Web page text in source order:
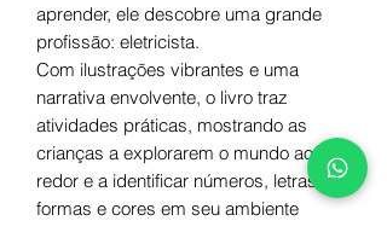
aprender, ele descobre uma grande
profissão: eletricista.
Com ilustrações vibrantes e uma
narrativa envolvente, o livro traz
atividades práticas, mostrando as
crianças a explorarem o mundo ao seu
redor e a identificar números, letras,
formas e cores em seu ambiente